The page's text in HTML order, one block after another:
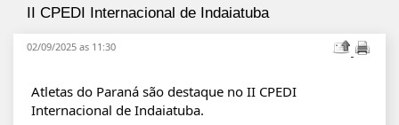
II CPEDI Internacional de Indaiatuba
02/09/2025 as 11:30
Atletas do Paraná são destaque no II CPEDI
Internacional de Indaiatuba.